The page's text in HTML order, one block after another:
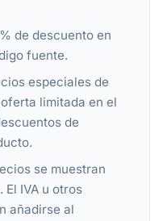
de descuento en
fuente.
especiales de
limitada en el
de
se muestran
IVA u otros
añadirse al